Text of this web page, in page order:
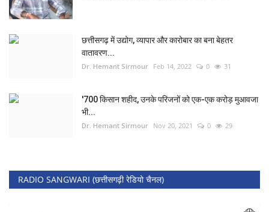
छत्तीसगढ़ में उद्योग, व्यापार और कारोबार का बना बेहतर
वातावरण...
Dr. Hemant Sirmour Feb 14, 2022 0 31
'700 किसान शहीद, उनके परिजनों को एक-एक करोड़ मुआवजा
भी...
Dr. Hemant Sirmour Nov 20, 2021 0 29
RADIO SANGWARI (छत्तीसगढ़ी रेडियो चैनल)